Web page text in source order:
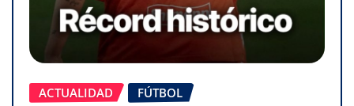
ACTUALIDAD
FÚTBOL